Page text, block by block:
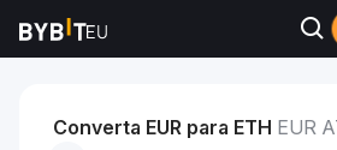
Mercados Preço de Ethereum ETH
Converta EUR para ETH EUR